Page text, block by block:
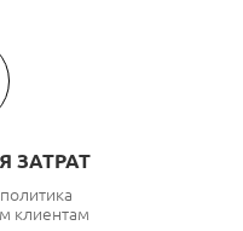
ЗАТРАТ
клиентам